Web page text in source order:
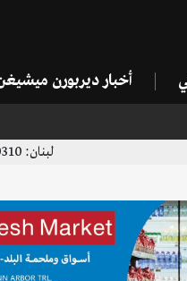
أخبار ديربورن
لبنان: 96171010310+ ديربورن: 13137751171+ | 13136996923+